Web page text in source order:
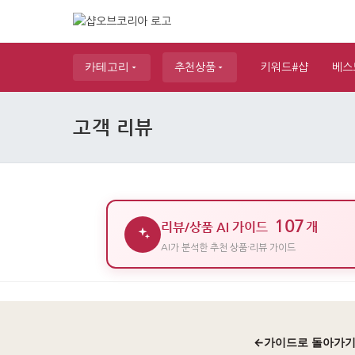
카테고리 추천상품 키워드#샵 베
고객 리뷰
리뷰/상품 AI 가이드 107 개
AI가 분석한 추천 상품·리뷰 가이드
←가이드로 돌아가기